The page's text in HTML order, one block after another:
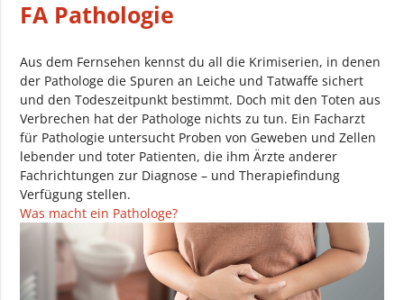
FA Pathologie
Aus dem Fernsehen kennst du all die Krimiserien, in denen
der Pathologe die Spuren an Leiche und Tatwaffe sichert
und den Todeszeitpunkt bestimmt. Doch mit den Toten aus
Verbrechen hat der Pathologe nichts zu tun. Ein Facharzt
für Pathologie untersucht Proben von Geweben und Zellen
lebender und toter Patienten, die ihm Ärzte anderer
Fachrichtungen zur Diagnose – und Therapiefindung
Verfügung stellen.
Was macht ein Pathologe?